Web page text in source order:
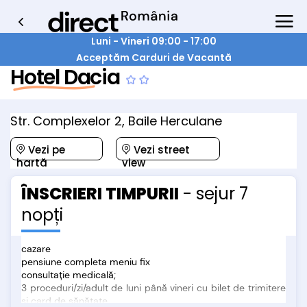
Luni - Vineri 09:00 - 17:00
Acceptăm Carduri de Vacantă
Hotel Dacia
Str. Complexelor 2, Baile Herculane
Vezi pe
hartă
Vezi street
view
ÎNSCRIERI TIMPURII - sejur 7
nopți
cazare
pensiune completa meniu fix
consultație medicală;
3 proceduri/zi/adult de luni până vineri cu bilet de trimitere
si card de sănătate